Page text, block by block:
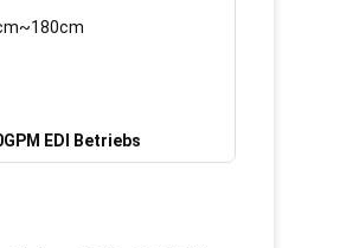
EDI Betriebs